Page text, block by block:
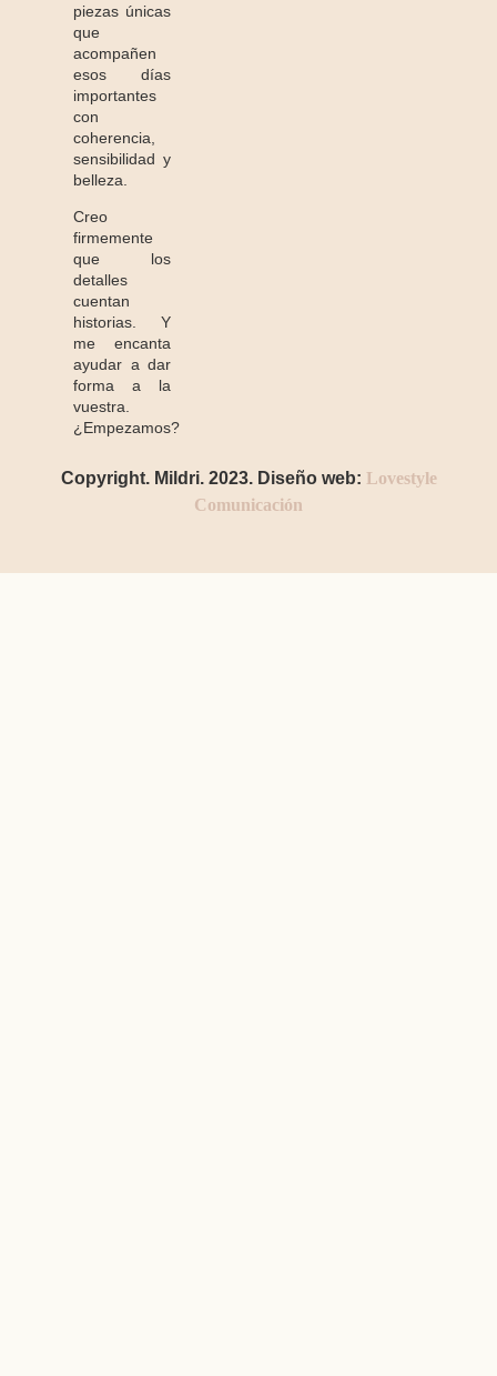
piezas únicas
que
acompañen
esos días
importantes
con
coherencia,
sensibilidad y
belleza.
Creo
firmemente
que los
detalles
cuentan
historias. Y
me encanta
ayudar a dar
forma a la
vuestra.
¿Empezamos?
Copyright. Mildri. 2023. Diseño web: Lovestyle
Comunicación